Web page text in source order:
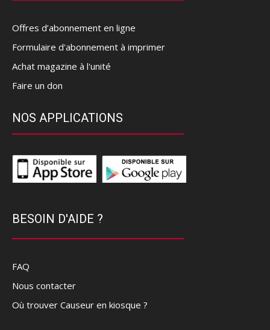
Offres d’abonnement en ligne
Formulaire d'abonnement à imprimer
Achat magazine à l'unité
Faire un don
NOS APPLICATIONS
BESOIN D'AIDE ?
FAQ
Nous contacter
Où trouver Causeur en kiosque ?